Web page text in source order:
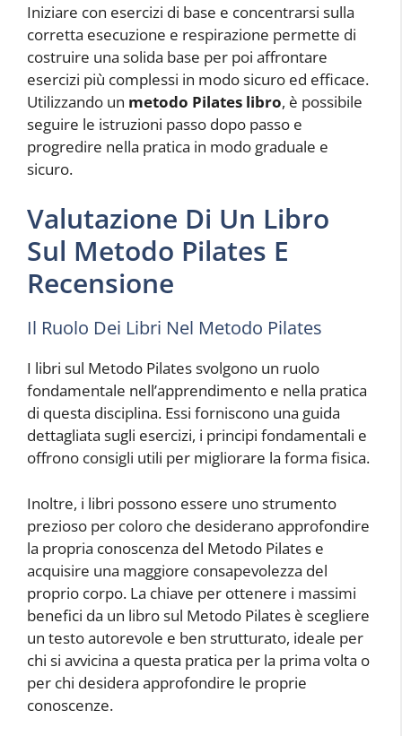
Iniziare con esercizi di base e concentrarsi sulla
corretta esecuzione e respirazione permette di
costruire una solida base per poi affrontare
esercizi più complessi in modo sicuro ed efficace.
Utilizzando un metodo Pilates libro, è possibile
seguire le istruzioni passo dopo passo e
progredire nella pratica in modo graduale e
sicuro.
Valutazione Di Un Libro
Sul Metodo Pilates E
Recensione
Il Ruolo Dei Libri Nel Metodo Pilates
I libri sul Metodo Pilates svolgono un ruolo
fondamentale nell’apprendimento e nella pratica
di questa disciplina. Essi forniscono una guida
dettagliata sugli esercizi, i principi fondamentali e
offrono consigli utili per migliorare la forma fisica.
Inoltre, i libri possono essere uno strumento
prezioso per coloro che desiderano approfondire
la propria conoscenza del Metodo Pilates e
acquisire una maggiore consapevolezza del
proprio corpo. La chiave per ottenere i massimi
benefici da un libro sul Metodo Pilates è scegliere
un testo autorevole e ben strutturato, ideale per
chi si avvicina a questa pratica per la prima volta o
per chi desidera approfondire le proprie
conoscenze.